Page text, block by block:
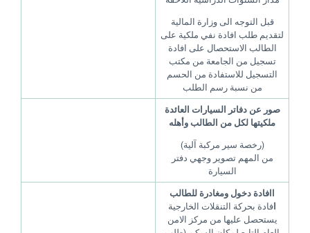
قبل التوجه الى وزارة المالية
لتقديم طلب افادة نفي ملكية على
الطالب الاستحصال على افادة
تسجيل من الجامعة من مكتب
التسجيل للاستفادة من الحسم
من نسبة رسم الطلب
صور عن دفاتر السيارات العائدة
ملكيتها لكل من الطالب وأهله
(رخصة سير مركبة آلية)
من المهم تصوير وجهي دفتر
السيارة
اافادة دخول ومغادرة للطالب
فادة بحركة التنقلات الخارجية
يستحصل عليها من مركز الامن